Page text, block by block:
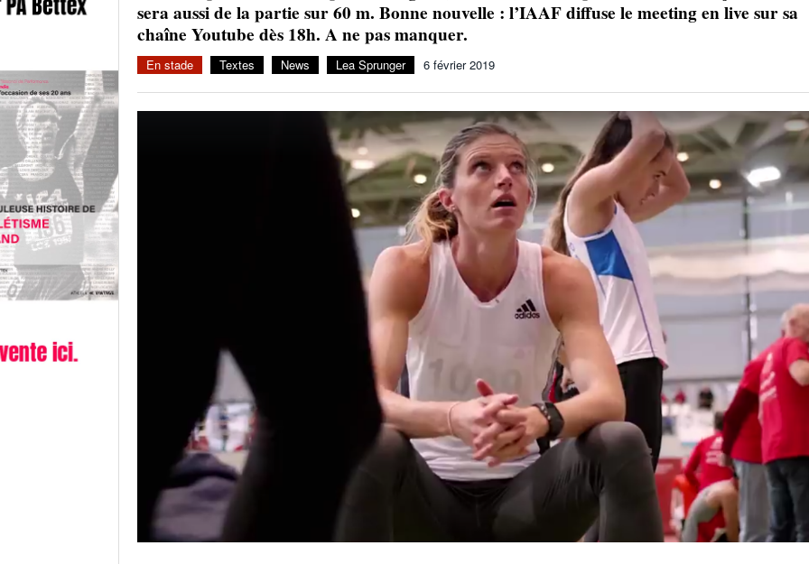
Julien Wanders. Sensibilité, illusions, travail :
une lecture à ne pas manquer !
sera aussi de la partie sur 60 m. Bonne nouvelle : l’IAAF diffuse le meeting en live sur sa
chaîne Youtube dès 18h. A ne pas manquer.
En stade Textes News Lea Sprunger 6 février 2019